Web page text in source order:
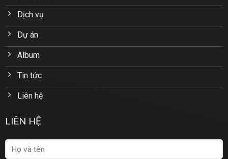
Dịch vụ
Dự án
Album
Tin tức
Liên hệ
LIÊN HỆ